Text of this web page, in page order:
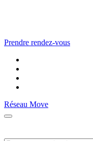
Prendre rendez-vous
Réseau Move